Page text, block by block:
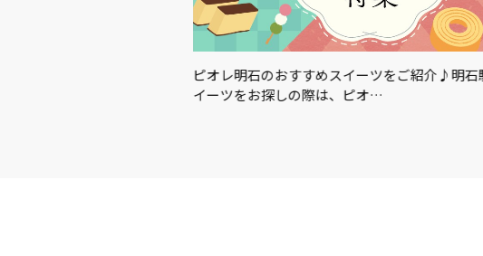
ピオレ明石のおすすめスイーツをご紹介♪明石
イーツをお探しの際は、ピオ…